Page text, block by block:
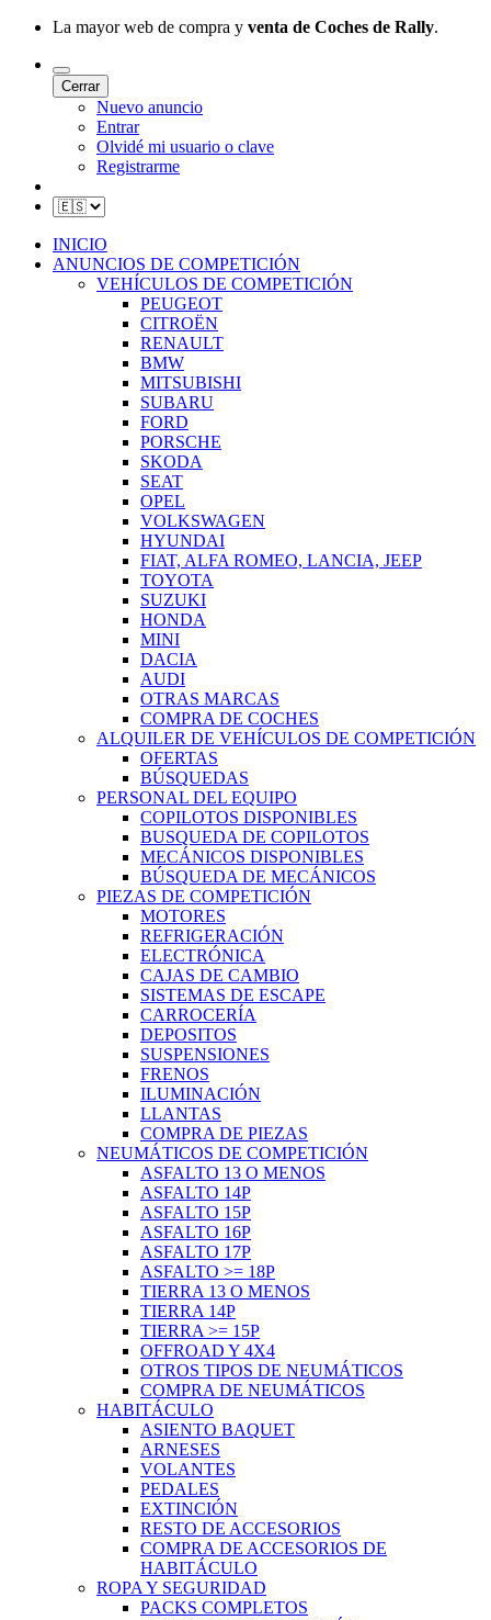
La mayor web de compra y venta de Coches de Rally.
Cerrar
Nuevo anuncio
Entrar
Olvidé mi usuario o clave
Registrarme
INICIO
ANUNCIOS DE COMPETICIÓN
VEHÍCULOS DE COMPETICIÓN
PEUGEOT
CITROËN
RENAULT
BMW
MITSUBISHI
SUBARU
FORD
PORSCHE
SKODA
SEAT
OPEL
VOLKSWAGEN
HYUNDAI
FIAT, ALFA ROMEO, LANCIA, JEEP
TOYOTA
SUZUKI
HONDA
MINI
DACIA
AUDI
OTRAS MARCAS
COMPRA DE COCHES
ALQUILER DE VEHÍCULOS DE COMPETICIÓN
OFERTAS
BÚSQUEDAS
PERSONAL DEL EQUIPO
COPILOTOS DISPONIBLES
BUSQUEDA DE COPILOTOS
MECÁNICOS DISPONIBLES
BÚSQUEDA DE MECÁNICOS
PIEZAS DE COMPETICIÓN
MOTORES
REFRIGERACIÓN
ELECTRÓNICA
CAJAS DE CAMBIO
SISTEMAS DE ESCAPE
CARROCERÍA
DEPOSITOS
SUSPENSIONES
FRENOS
ILUMINACIÓN
LLANTAS
COMPRA DE PIEZAS
NEUMÁTICOS DE COMPETICIÓN
ASFALTO 13 O MENOS
ASFALTO 14P
ASFALTO 15P
ASFALTO 16P
ASFALTO 17P
ASFALTO >= 18P
TIERRA 13 O MENOS
TIERRA 14P
TIERRA >= 15P
OFFROAD Y 4X4
OTROS TIPOS DE NEUMÁTICOS
COMPRA DE NEUMÁTICOS
HABITÁCULO
ASIENTO BAQUET
ARNESES
VOLANTES
PEDALES
EXTINCIÓN
RESTO DE ACCESORIOS
COMPRA DE ACCESORIOS DE
HABITÁCULO
ROPA Y SEGURIDAD
PACKS COMPLETOS